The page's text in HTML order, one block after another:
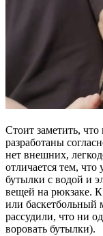
Стоит заметить,
разработаны
нет внешних,
отличается тем,
бутылки с водой и
вещей на рюкзаке.
или баскетбольный
рассудили, что ни
воровать бутылки).